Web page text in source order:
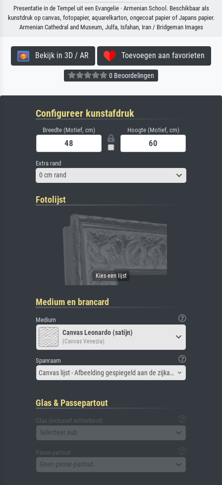
Presentatie in de Tempel uit een Evangelie · Armenian School. Beschikbaar als
kunstdruk op canvas, fotopapier, aquarelkarton, ongecoat papier of Japans papier.
Armenian Cathedral and Museum, Julfa, Isfahan, Iran / Bridgeman Images
Bekijk in 3D / AR Toevoegen aan favorieten
0 Beoordelingen
Configureer kunstafdruk
Breedte (Motief, cm) Hoogte (Motief, cm)
Extra rand
0 cm rand
Fotolijst
Medium en brancard
Medium
Canvas Leonardo (satijn)
(Canvas Venezia)
Spanraam
Canvas lijst - Afbeelding gespiegeld aan de zijkant
Glas & Passepartout
Glas (inclusief achterbord)
Selecteer aub
Passe-partout
Geen passe-partout